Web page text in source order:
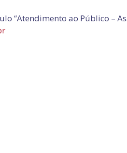
“Atendimento ao Público –